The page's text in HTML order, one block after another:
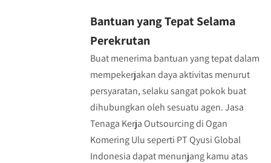
Bantuan yang Tepat Selama
Perekrutan
Buat menerima bantuan yang tepat dalam
mempekerjakan daya aktivitas menurut
persyaratan, selaku sangat pokok buat
dihubungkan oleh sesuatu agen. Jasa
Tenaga Kerja Outsourcing di Ogan
Komering Ulu seperti PT Qyusi Global
Indonesia dapat menunjang kamu atas